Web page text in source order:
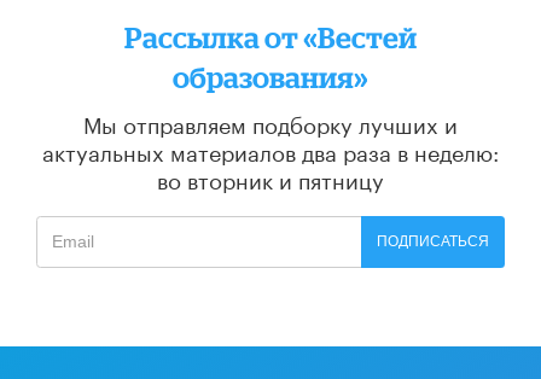
Рассылка от «Вестей
образования»
Мы отправляем подборку лучших и
актуальных материалов два раза в неделю:
во вторник и пятницу
ПОДПИСАТЬСЯ